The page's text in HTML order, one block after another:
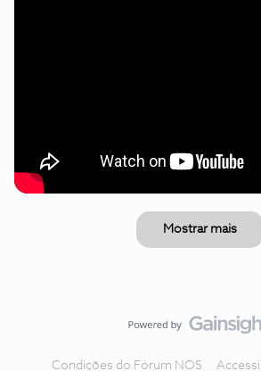
Mostrar mais
Condições do Fórum NOS